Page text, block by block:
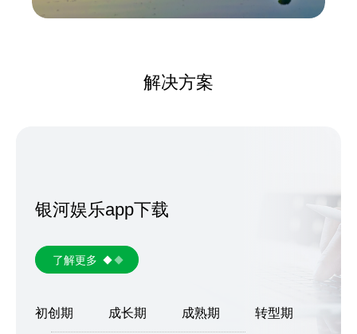
解决方案
银河娱乐app下载
了解更多
初创期 成长期 成熟期 转型期